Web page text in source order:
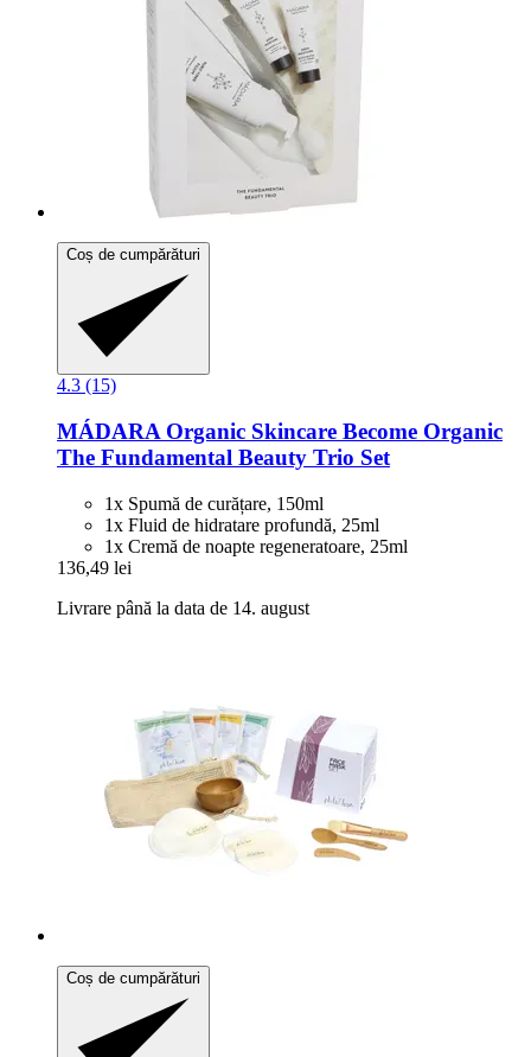
Coș de cumpărături
4.3 (15)
MÁDARA Organic Skincare Become Organic
The Fundamental Beauty Trio Set
1x Spumă de curățare, 150ml
1x Fluid de hidratare profundă, 25ml
1x Cremă de noapte regeneratoare, 25ml
136,49 lei
Livrare până la data de 14. august
Coș de cumpărături